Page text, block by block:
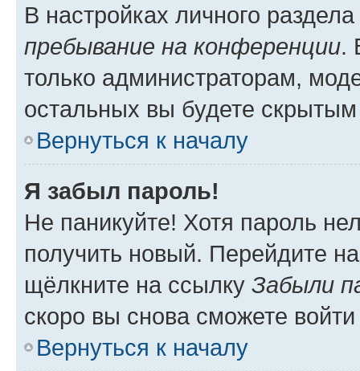
В настройках личного
пребывание на конференции.
только администраторам,
остальных вы будете
Вернуться к началу
Я забыл пароль!
Не паникуйте! Хотя пароль
получить новый. Перейдите
щёлкните на ссылку Забыли
скоро вы снова сможете
Вернуться к началу